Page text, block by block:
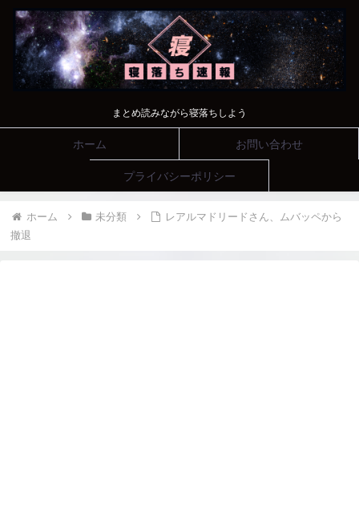
まとめ読みながら寝落ちしよう
ホーム お問い合わせ
プライバシーポリシー
ホーム 未分類
レアルマドリードさん、ムバッペから
撤退